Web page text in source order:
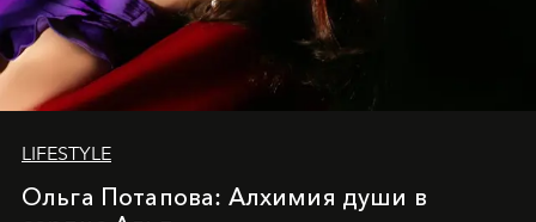
LIFESTYLE
Ольга Потапова: Алхимия души в